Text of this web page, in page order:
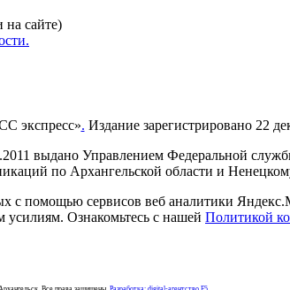
на сайте)
экспресс». Издание зарегистрировано 22
выдано Управлением Федеральной
по Архангельской области и
помощью сервисов веб аналитики
усилиям. Ознакомьтесь с нашей Политикой